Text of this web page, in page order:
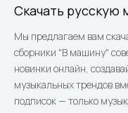
Скачать русскую
Мы предлагаем вам
сборники "В машину"
новинки онлайн,
музыкальных трендов
подписок — только